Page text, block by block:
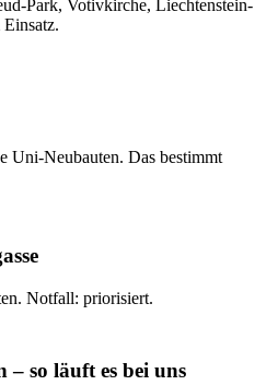
Park, Votivkirche, Liechtenstein-
Uni-Neubauten. Das bestimmt
Notfall: priorisiert.
– so läuft es bei uns